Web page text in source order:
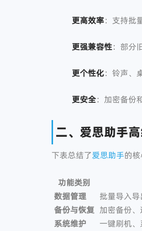
更高效率：支持批
更强兼容性：部分
更个性化：铃声、
更安全：加密备份
二、爱思助手
下表总结了爱思助手的
功能类别
数据管理
批量导入
备份与恢复 加密备份
系统维护
一键刷机